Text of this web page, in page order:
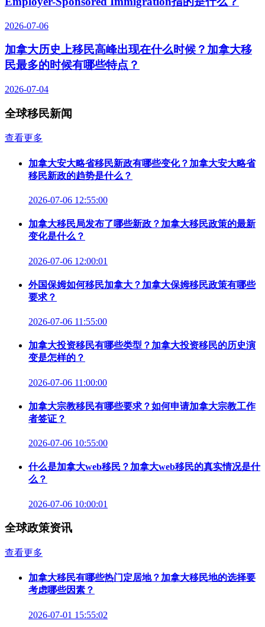
2026-07-06
加拿大历史上移民高峰出现在什么时候？加拿大移
民最多的时候有哪些特点？
2026-07-04
全球移民新闻
查看更多
加拿大安大略省移民新政有哪些变化？加拿大安大略省
移民新政的趋势是什么？
2026-07-06 12:55:00
加拿大移民局发布了哪些新政？加拿大移民政策的最新
变化是什么？
2026-07-06 12:00:01
外国保姆如何移民加拿大？加拿大保姆移民政策有哪些
要求？
2026-07-06 11:55:00
加拿大投资移民有哪些类型？加拿大投资移民的历史演
变是怎样的？
2026-07-06 11:00:00
加拿大宗教移民有哪些要求？如何申请加拿大宗教工作
者签证？
2026-07-06 10:55:00
什么是加拿大web移民？加拿大web移民的真实情况是什
么？
2026-07-06 10:00:01
全球政策资讯
查看更多
加拿大移民有哪些热门定居地？加拿大移民地的选择要
考虑哪些因素？
2026-07-01 15:55:02